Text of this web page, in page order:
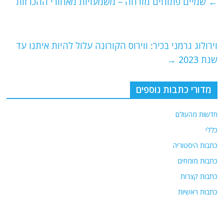
p
o
וירולוג גרמני בכיר: ווירוס הקורונה עלול להיות איתנו עד
שנת 2023
→
מדורי כתבות נוספים
חדשות מהעולם
כללי
כתבות היסטוריה
כתבות מומחים
כתבות קצרות
כתבות ראשיות